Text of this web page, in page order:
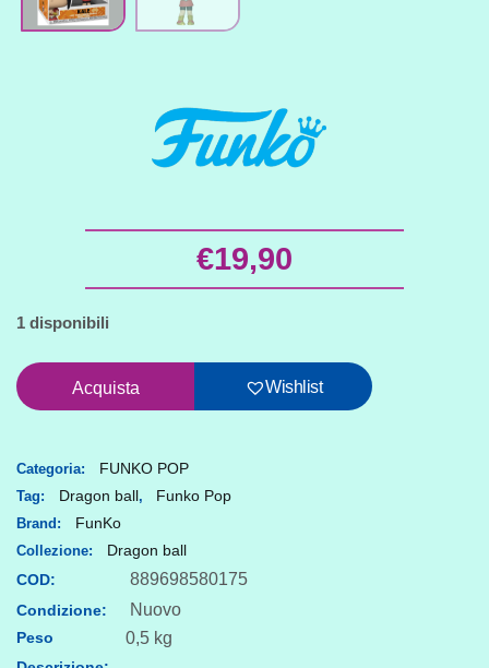
€19,90
1 disponibili
Funko
POP
Ball
super
Kale
quantità
Acquista Wishlist
Categoria: FUNKO POP
Tag: Dragon ball, Funko Pop
Brand: FunKo
Collezione:
Dragon ball
COD:
889698580175
Condizione: Nuovo
Peso 0,5 kg